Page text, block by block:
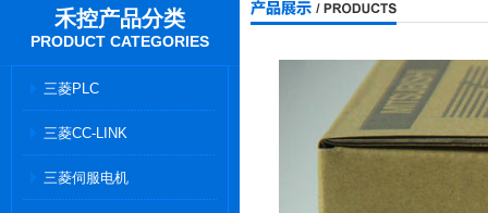
禾控产品分类
PRODUCT CATEGORIES
三菱PLC
三菱CC-LINK
三菱伺服电机